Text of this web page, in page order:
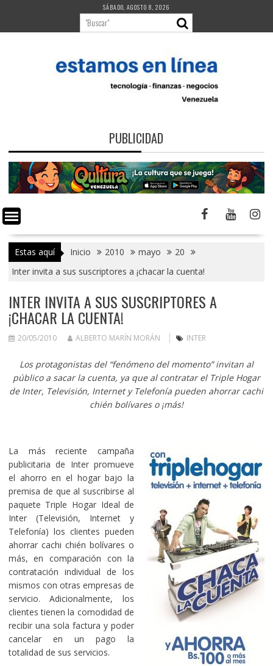
contenido
SÁBADO, AGOSTO 8, 2026
PUBLICIDAD
Estas aquí Inicio 2010 mayo
20
Inter invita a sus suscriptores a ¡chacar la cuenta!
INTER INVITA A SUS SUSCRIPTORES A
¡CHACAR LA CUENTA!
20/05/2010 ALBERTO MARÍN MORÁN INTER
Los protagonistas del “fenómeno del momento” invitan al
público a sacar la cuenta, ya que al contratar el Triple Hogar
de Inter, Televisión, Internet y Telefonía pueden ahorrar cachi
chién bolívares o ¡más!
La más reciente campaña
publicitaria de Inter promueve
el ahorro en el hogar bajo la
premisa de que al suscribirse al
paquete Triple Hogar Ideal de
Inter (Televisión, Internet y
Telefonía) los clientes pueden
ahorrar cachi chién bolívares o
más, en comparación con la
contratación individual de los
mismos con otras empresas de
servicio. Adicionalmente, los
clientes tienen la comodidad de
recibir una sola factura y poder
cancelar en un pago la
totalidad de sus servicios.